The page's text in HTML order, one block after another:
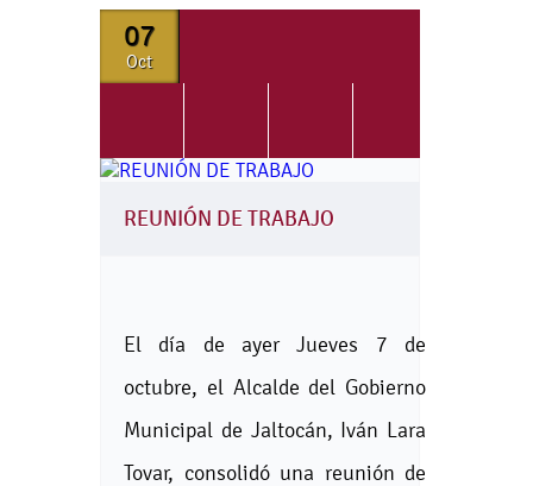
07
Oct
REUNIÓN DE TRABAJO
El día de ayer Jueves 7 de
octubre, el Alcalde del Gobierno
Municipal de Jaltocán, Iván Lara
Tovar, consolidó una reunión de